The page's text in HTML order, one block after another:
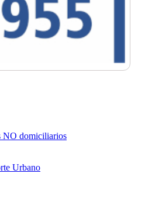
NO domiciliarios
Urbano